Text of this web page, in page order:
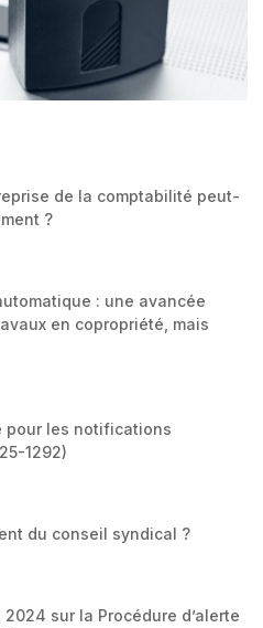
de la comptabilité peut-
?
: une avancée
en copropriété, mais
pour les notifications
1292)
du conseil syndical ?
sur la Procédure d’alerte